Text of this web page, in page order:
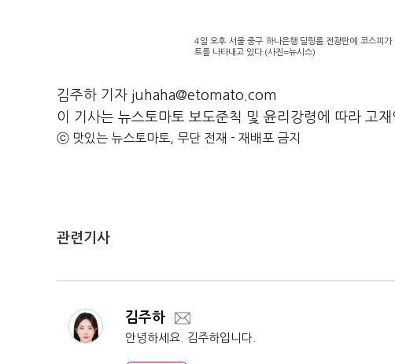
4일 오후 서울 중구 하나은행 딜링룸 전광판에 코스
트를 나타내고 있다.(사진=뉴시스)
김주하 기자 juhaha@etomato.com
이 기사는 뉴스토마토 보도준칙 및 윤리강령에 따라 고
ⓒ 맛있는 뉴스토마토, 무단 전재 - 재배포 금지
관련기사
김주하
안녕하세요. 김주하입니다.